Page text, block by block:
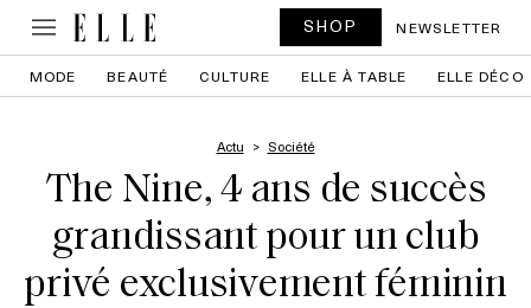
SHOP NEWSLETTER
MODE BEAUTÉ CULTURE ELLE À TABLE ELLE DÉCO
Actu Société
The Nine, 4 ans de succès
grandissant pour un club
privé exclusivement féminin